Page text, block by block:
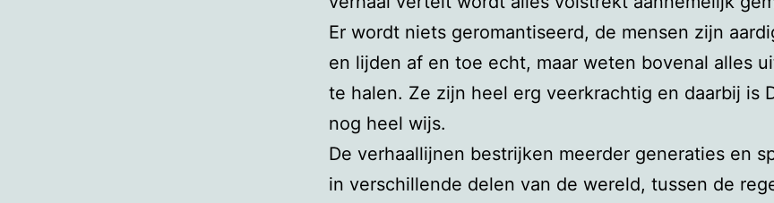
Er wordt niets geromantiseerd, de mensen zijn
en lijden af en toe echt, maar weten bovenal alles
te halen. Ze zijn heel erg veerkrachtig en daarbij is
nog heel wijs.
De verhaallijnen bestrijken meerder generaties en
in verschillende delen van de wereld, tussen de